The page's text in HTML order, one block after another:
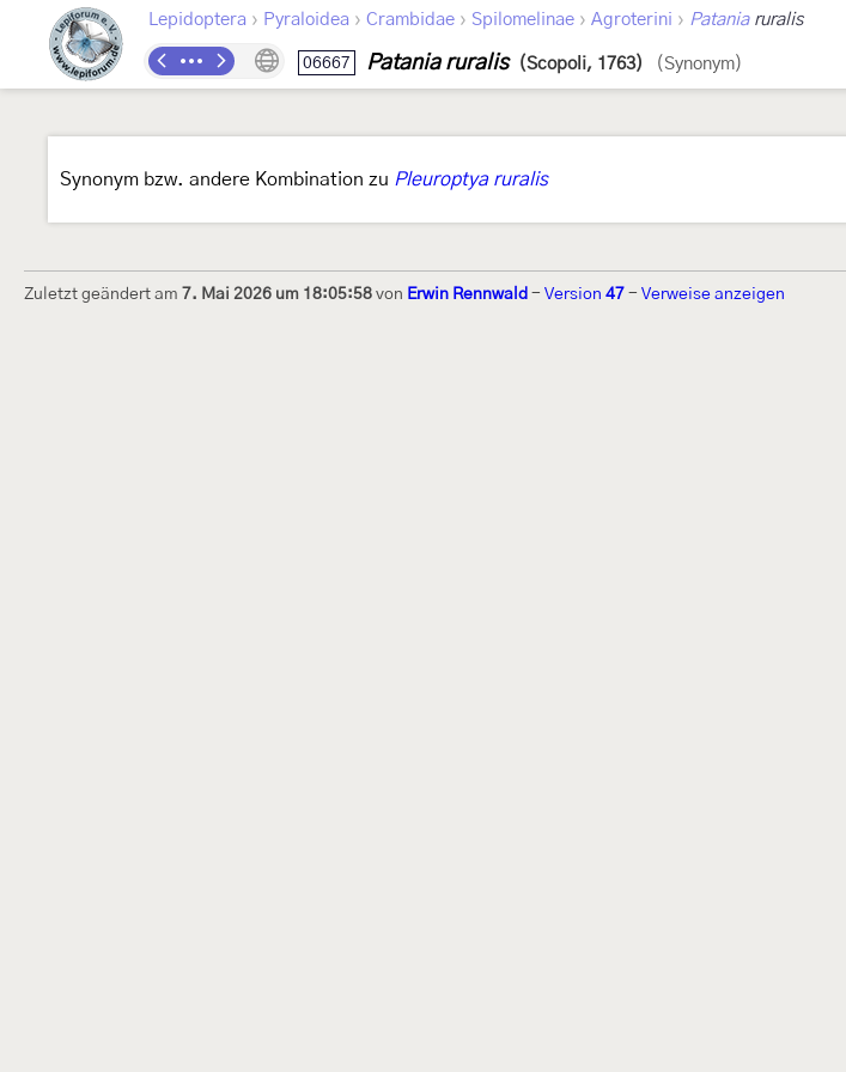
Lepidoptera › Pyraloidea › Crambidae › Spilomelinae › Agroterini › Pataniaruralis
06667 Patania ruralis (Scopoli, 1763) (Synonym)
Synonym bzw. andere Kombination zu Pleuroptya ruralis
Zuletzt geändert am 7. Mai 2026 um 18:05:58 von Erwin Rennwald - Version 47 - Verweise anzeigen